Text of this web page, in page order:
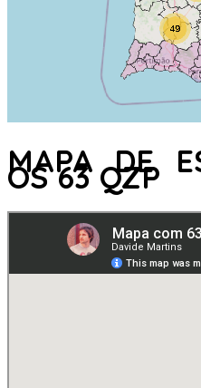
MAPA DE
OS 63 QZP